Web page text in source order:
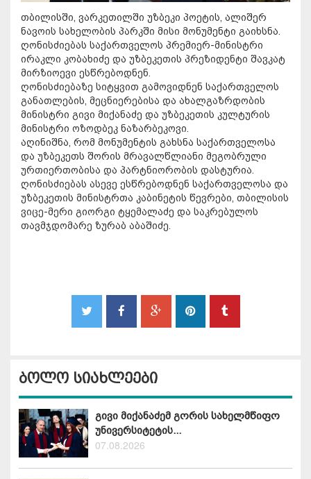
თბილისში, ვარკეთილში უზბეკი პოეტის, ალიშერ
ნავოის სახელობის პარკში მისი მონუმენტი გაიხსნა.
ღონისძიებას საქართველოს პრემიერ-მინისტრი
ირაკლი კობახიძე და უზბეკეთის პრეზიდენტი შავკატ
მირზიოევი ესწრებოდნენ.
ღონისძიებაზე სიტყვით გამოვიდნენ საქართველოს
განათლების, მეცნიერებისა და ახალგაზრდობის
მინისტრი გივი მიქანაძე და უზბეკეთის კულტურის
მინისტრი ოზოდბეკ ნაზარბეკოვი.
აღინიშნა, რომ მონუმენტის გახსნა საქართველოსა
და უზბეკეთს შორის მრავალწლიანი მეგობრული
ურთიერთობისა და პარტნიორობის დასტურია.
ღონისძიებას ასევე ესწრებოდნენ საქართველოსა და
უზბეკეთის მინისტრთა კაბინეტის წევრები, თბილისის
ვიცე-მერი გიორგი ტყემალაძე და საკრებულოს
თავმჯდომარე ზურაბ აბაშიძე.
ბოლო სიახლეები
გივი მიქანაძემ გორის სახელმწიფო
უნივერსიტეტის...
07.08.2026